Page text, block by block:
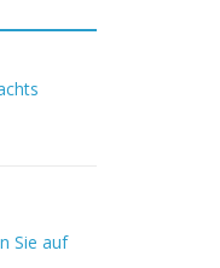
Sie auf